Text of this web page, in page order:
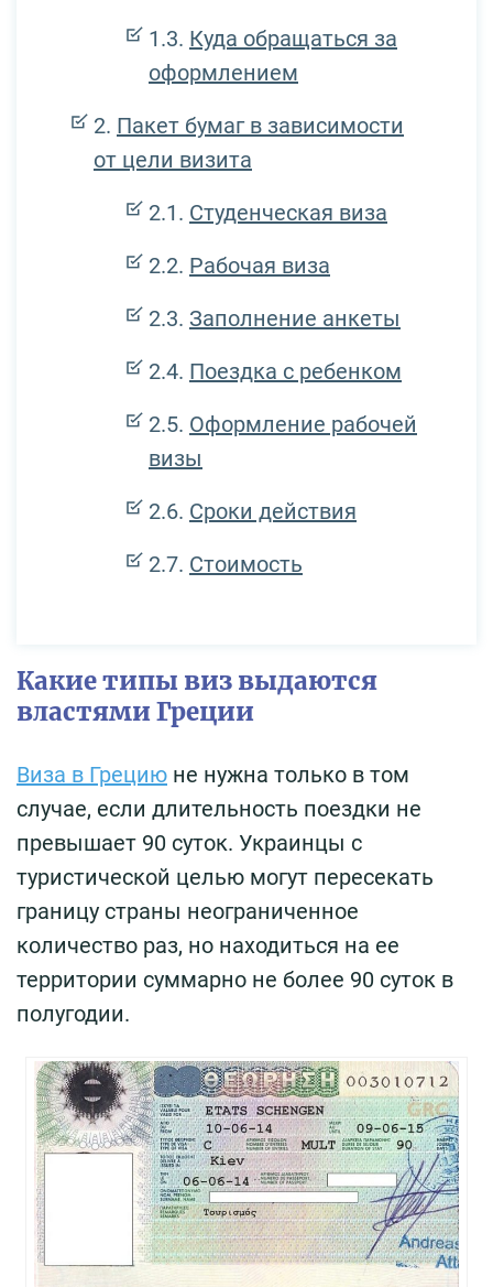
Куда обращаться за
оформлением
Пакет бумаг в зависимости
от цели визита
Студенческая виза
Рабочая виза
Заполнение анкеты
Поездка с ребенком
Оформление рабочей
визы
Сроки действия
Стоимость
Какие типы виз выдаются
властями Греции
Виза в Грецию не нужна только в том
случае, если длительность поездки не
превышает 90 суток. Украинцы с
туристической целью могут пересекать
границу страны неограниченное
количество раз, но находиться на ее
территории суммарно не более 90 суток в
полугодии.